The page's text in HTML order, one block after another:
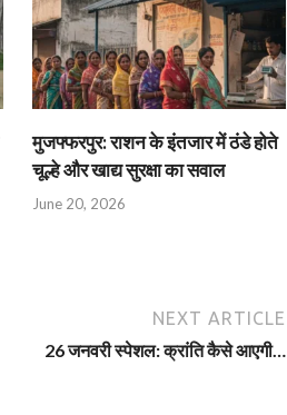
मुजफ्फरपुर: राशन के इंतजार में ठंडे होते
चूल्हे और खाद्य सुरक्षा का सवाल
June 20, 2026
NEXT ARTICLE
26 जनवरी स्‍पेशल: क्रांति कैसे आएगी…